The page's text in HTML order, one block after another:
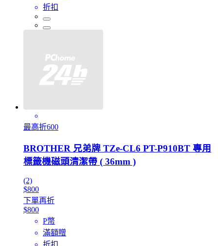
折扣
最高折600
BROTHER 兄弟牌 TZe-CL6 PT-P910BT 專用
標籤機磁頭清潔帶 ( 36mm )
(2)
$800
下單再折
$800
P幣
滿額贈
折扣